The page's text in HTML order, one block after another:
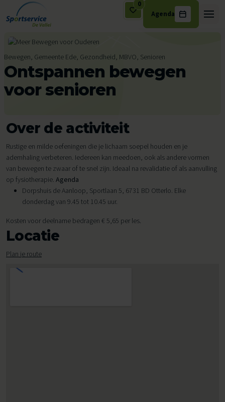
Ga naar de inhoud
0
Agenda
Bewegen, Gemeente Ede, Gezondheid, MBVO, Senioren
Ontspannen bewegen
voor senioren
Over de activiteit
Rustige en milde oefeningen die je lichaam soepel houden en je
ademhaling verbeteren. Iedereen kan meedoen, ook als andere vormen
van bewegen te zwaar of te snel zijn. Ideaal na revalidatie of als aanvulling
op fysiotherapie. Agenda
Dorpshuis de Aanloop, Sportlaan 5, 6731 BD Otterlo. Elke
donderdag van 9.45 tot 10.45 uur.
Kosten voor deelname bedragen € 5,65 per les.
Locatie
Plan je route